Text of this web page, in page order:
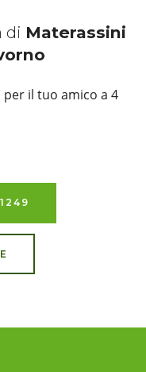
di Materassini
il tuo amico a 4